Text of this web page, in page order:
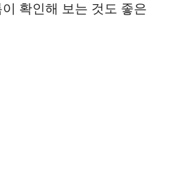
확인해 보는 것도 좋은